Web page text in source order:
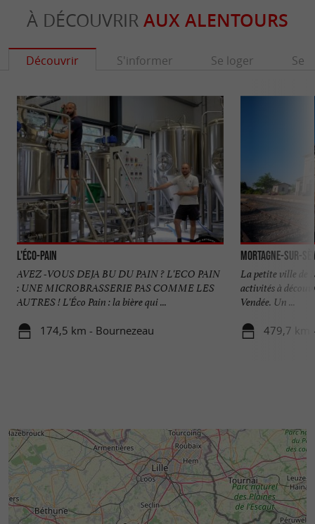
À DÉCOUVRIR AUX ALENTOURS
Découvrir S'informer Se loger Se
L'Éco-Pain
AVEZ -VOUS DEJA BU DU PAIN ? L'ECO PAIN
: UNE MICROBRASSERIE PAS COMME LES
AUTRES ! L'Éco Pain : la bière qui ...
174,5 km - Bournezeau
Mortagne-sur-
La petite ville de
activités à
Vendée. Un ...
479,7 km